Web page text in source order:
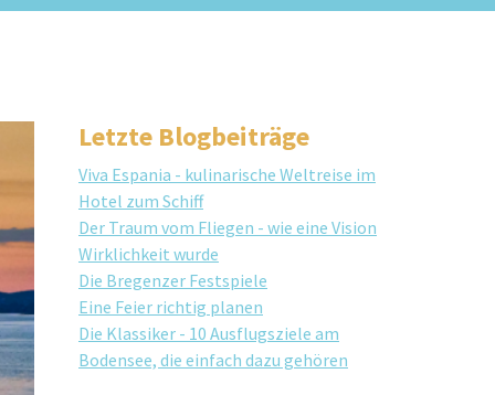
Letzte Blogbeiträge
Viva Espania - kulinarische Weltreise im
Hotel zum Schiff
Der Traum vom Fliegen - wie eine Vision
Wirklichkeit wurde
Die Bregenzer Festspiele
Eine Feier richtig planen
Die Klassiker - 10 Ausflugsziele am
Bodensee, die einfach dazu gehören